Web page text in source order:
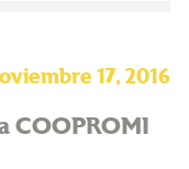
17, 2016
COOPROMI